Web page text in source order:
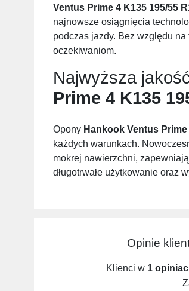
Ventus Prime 4 K135 195/55
najnowsze osiągnięcia
podczas jazdy. Bez względu
oczekiwaniom.
Najwyższa
Prime 4 K135
Opony Hankook Ventus Prime
każdych warunkach.
mokrej nawierzchni,
długotrwałe użytkowanie oraz
Opinie
Klienci w 1